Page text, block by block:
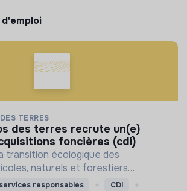
TERRES
foncières (cdi)
transition écologique des
naturels et forestiers
en France)
responsables CDI